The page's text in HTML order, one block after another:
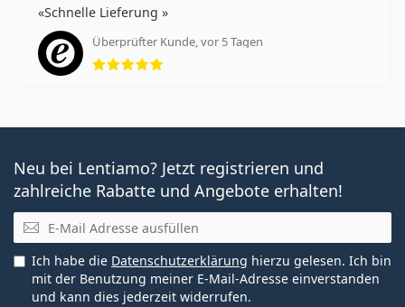
Schnelle Lieferung
Überprüfter Kunde, vor 5 Tagen
Bewertung 5 aus 5
Neu bei Lentiamo? Jetzt registrieren und
zahlreiche Rabatte und Angebote erhalten!
E-Mail
Ich habe die Datenschutzerklärung hierzu gelesen. Ich bin
mit der Benutzung meiner E-Mail-Adresse einverstanden
und kann dies jederzeit widerrufen.